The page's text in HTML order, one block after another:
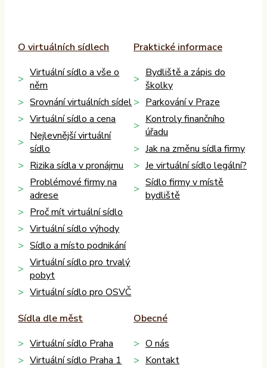
O virtuálních sídlech
Virtuální sídlo a vše o
něm
Srovnání virtuálních sídel
Virtuální sídlo a cena
Nejlevnější virtuální
sídlo
Rizika sídla v pronájmu
Problémové firmy na
adrese
Proč mít virtuální sídlo
Virtuální sídlo výhody
Sídlo a místo podnikání
Virtuální sídlo pro trvalý
pobyt
Virtuální sídlo pro OSVČ
Praktické informace
Bydliště a zápis do
školky
Parkování v Praze
Kontroly finančního
úřadu
Jak na změnu sídla firmy
Je virtuální sídlo legální?
Sídlo firmy v místě
bydliště
Sídla dle měst
Virtuální sídlo Praha
Virtuální sídlo Praha 1
Obecné
O nás
Kontakt